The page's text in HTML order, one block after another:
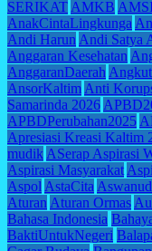
SERIKAT AMKB
AnakCintaLingkunga
Andi Harun Andi Satya
Anggaran Kesehatan
AnggaranDaerah
AnsorKaltim Anti
Samarinda 2026
APBDPerubahan2025
Apresiasi Kreasi Kaltim
mudik ASerap Aspirasi
Aspirasi Masyarakat
Aspol AstaCita
Aturan Aturan Ormas
Bahasa Indonesia
BaktiUntukNegeri